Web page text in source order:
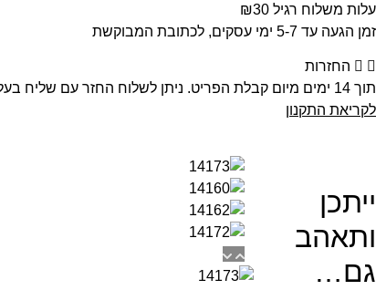
עלות משלוח רגיל ₪30
זמן הגעה עד 5-7 ימי עסקים, לכתובת המבוקשת
החזרות
תוך 14 ימים מיום קבלת הפריט. ניתן לשלוח החזר עם שליח בעלות של 30 ש”ח, לשלוח אלינו בדואר רשום או לחנות ישירות ע”י הלקוח
לקריאת התקנון
ייתכן
ותאהב
גם…